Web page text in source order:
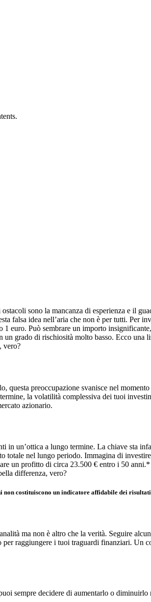
sono la mancanza di esperienza e il
falsa idea nell’aria che non è per tutti. Per
euro. Può sembrare un importo
grado di rischiosità molto basso. Ecco una
vero?
preoccupazione svanisce nel
la volatilità complessiva dei tuoi
azionario.
in un’ottica a lungo termine. La chiave sta
nel lungo periodo. Immagina di
un profitto di circa 23.500 € entro i 50
differenza, vero?
costituiscono un indicatore affidabile dei
ma non è altro che la verità. Seguire
raggiungere i tuoi traguardi finanziari. Un
sempre decidere di aumentarlo o